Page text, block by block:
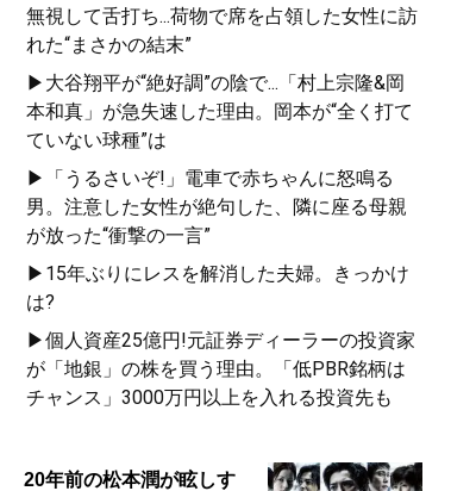
無視して舌打ち...荷物で席を占領した女性に訪
れた“まさかの結末”
▶大谷翔平が“絶好調”の陰で...「村上宗隆&岡
本和真」が急失速した理由。岡本が“全く打て
ていない球種”は
▶「うるさいぞ!」電車で赤ちゃんに怒鳴る
男。注意した女性が絶句した、隣に座る母親
が放った“衝撃の一言”
▶15年ぶりにレスを解消した夫婦。きっかけ
は?
▶個人資産25億円!元証券ディーラーの投資家
が「地銀」の株を買う理由。「低PBR銘柄は
チャンス」3000万円以上を入れる投資先も
20年前の松本潤が眩しす